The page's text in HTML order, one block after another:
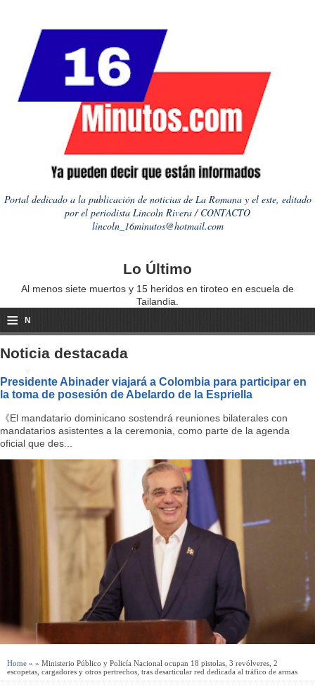
Portal dedicado a la publicación de noticias de La Romana y el este, editado
por el periodista Lincoln Rivera / CONTACTO
lincoln_16minutos@hotmail.com
Lo Último
Al menos siete muertos y 15 heridos en tiroteo en escuela de
Tailandia.
≡ N
a
i
g
a
Noticia destacada
Presidente Abinader viajará a Colombia para participar en
la toma de posesión de Abelardo de la Espriella
《El mandatario dominicano sostendrá reuniones bilaterales con
mandatarios asistentes a la ceremonia, como parte de la agenda
oficial que des...
Home » » Ministerio Público y Policía Nacional ocupan 18 pistolas, 3 revólveres, 2
escopetas, cargadores y otros pertrechos, tras desarticular red dedicada al tráfico de armas